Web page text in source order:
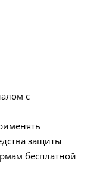
с
защиты
бесплатной